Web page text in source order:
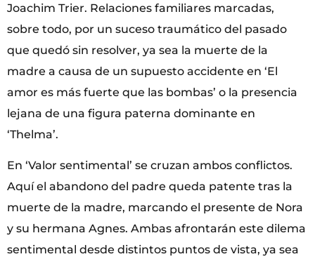
Joachim Trier. Relaciones familiares marcadas,
sobre todo, por un suceso traumático del pasado
que quedó sin resolver, ya sea la muerte de la
madre a causa de un supuesto accidente en ‘El
amor es más fuerte que las bombas’ o la presencia
lejana de una figura paterna dominante en
‘Thelma’.
En ‘Valor sentimental’ se cruzan ambos conflictos.
Aquí el abandono del padre queda patente tras la
muerte de la madre, marcando el presente de Nora
y su hermana Agnes. Ambas afrontarán este dilema
sentimental desde distintos puntos de vista, ya sea